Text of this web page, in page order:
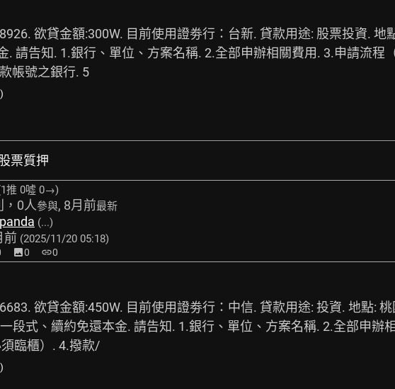
欲貸金額:300W. 目前使用證劵行：台新. 貸款用途: 股票投資.
. 請告知. 1.銀行、單位、方案名稱. 2.全部申辦相關費用. 3.申請流程
帳號之銀行. 5
票質押
推 0噓 0→)
，0人參與, 8月前最新
(...)
前 (2025/11/20 05:18)
image0 link0
欲貸金額:450W. 目前使用證劵行：中信. 貸款用途: 投資. 地點:
段式、續約免還本金. 請告知. 1.銀行、單位、方案名稱. 2.全部申辦
臨櫃）. 4.撥款/